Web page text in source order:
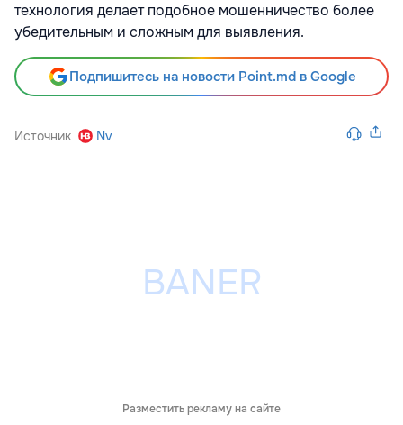
технология делает подобное мошенничество более
убедительным и сложным для выявления.
Подпишитесь на новости Point.md в Google
Источник Nv
Разместить рекламу на сайте